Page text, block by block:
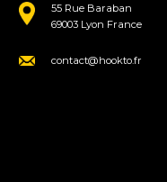
55 Rue Baraban
69003 Lyon France
contact@hookto.fr